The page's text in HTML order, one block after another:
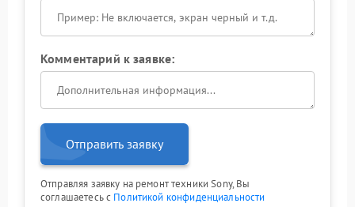
Комментарий к заявке:
Отправить заявку
Отправляя заявку на ремонт техники Sony, Вы
соглашаетесь с Политикой конфиденциальности